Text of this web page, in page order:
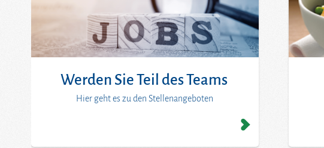
Werden Sie Teil des Teams
Hier geht es zu den Stellenangeboten